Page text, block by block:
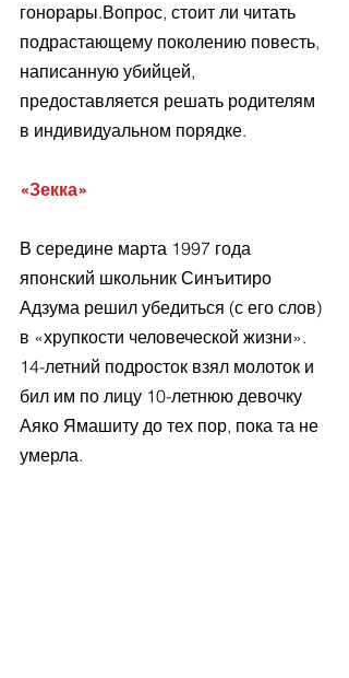
гонорары.Вопрос, стоит ли читать
подрастающему поколению повесть,
написанную убийцей,
предоставляется решать родителям
в индивидуальном порядке.
«Зекка»
В середине марта 1997 года
японский школьник Синъитиро
Адзума решил убедиться (с его слов)
в «хрупкости человеческой жизни».
14-летний подросток взял молоток и
бил им по лицу 10-летнюю девочку
Аяко Ямашиту до тех пор, пока та не
умерла.